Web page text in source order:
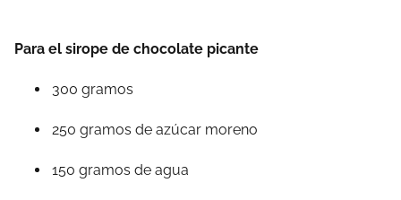
Para el sirope de chocolate picante
300 gramos
250 gramos de azúcar moreno
150 gramos de agua